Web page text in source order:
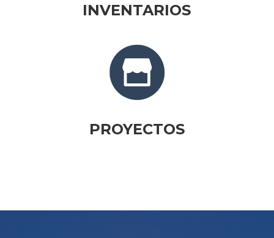
INVENTARIOS
PROYECTOS